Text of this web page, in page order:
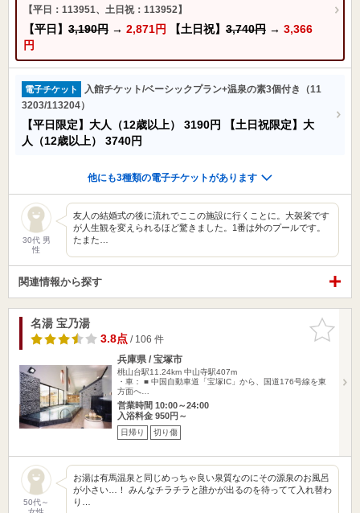
【平日：113951、土日祝：113952】
【平日】 3,190円 → 2,871円 【土日祝】 3,740円 → 3,366
円
電子チケット
入館チケット/ベーシックプラン+温泉の素3個付き（11
3203/113204）
【平日限定】大人（12歳以上） 3190円
【土日祝限定】大
人（12歳以上） 3740円
他にも3種類の電子チケットがあります
30代 男
性
友人の結婚式の後に流れでここの施設に行くことに。大袈裟です
が人生観を変えられるほど驚きました。1番は外のプールです。
たまた…
関連情報から探す
お気に入
りに追加
名湯 宝乃湯
3.8点/ 106 件
兵庫県 / 宝塚市
桃山台駅11.24km 中山寺駅407m
・車： ■ 中国自動車道「宝塚IC」から、国道176号線を東
方面へ…
営業時間 10:00～24:00
入浴料金 950円～
日帰り 切り傷
50代～
お湯は有馬温泉と同じめっちゃ良い泉質なのにその源泉のお風呂
が小さい…！ みんなチラチラと誰かが出るのを待ってて入れ替わ
り…